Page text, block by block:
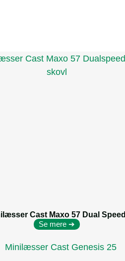
Cast Maxo 57 Dual Speed
Se mere ➔